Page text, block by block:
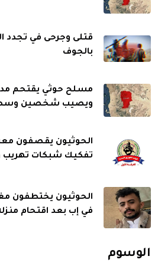
قتلى وجرحى في تجدد
بالجوف
مسلح حوثي يقتحم
ويصيب شخصين وسط
الحوثيون يقصفون
تفكيك شبكات تهريب
الحوثيون يختطفون
في إب بعد اقتحام
الوسوم